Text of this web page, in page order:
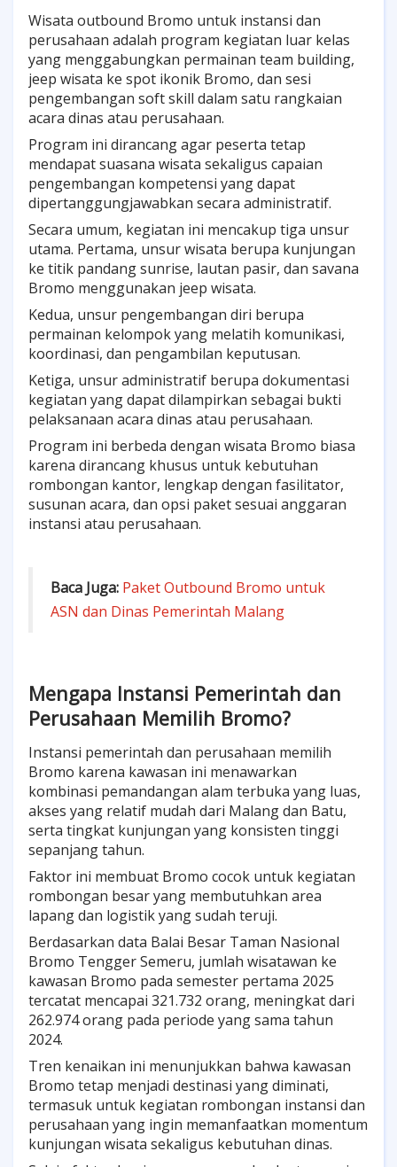
Wisata outbound Bromo untuk instansi dan
perusahaan adalah program kegiatan luar kelas
yang menggabungkan permainan team building,
jeep wisata ke spot ikonik Bromo, dan sesi
pengembangan soft skill dalam satu rangkaian
acara dinas atau perusahaan.
Program ini dirancang agar peserta tetap
mendapat suasana wisata sekaligus capaian
pengembangan kompetensi yang dapat
dipertanggungjawabkan secara administratif.
Secara umum, kegiatan ini mencakup tiga unsur
utama. Pertama, unsur wisata berupa kunjungan
ke titik pandang sunrise, lautan pasir, dan savana
Bromo menggunakan jeep wisata.
Kedua, unsur pengembangan diri berupa
permainan kelompok yang melatih komunikasi,
koordinasi, dan pengambilan keputusan.
Ketiga, unsur administratif berupa dokumentasi
kegiatan yang dapat dilampirkan sebagai bukti
pelaksanaan acara dinas atau perusahaan.
Program ini berbeda dengan wisata Bromo biasa
karena dirancang khusus untuk kebutuhan
rombongan kantor, lengkap dengan fasilitator,
susunan acara, dan opsi paket sesuai anggaran
instansi atau perusahaan.
Baca Juga: Paket Outbound Bromo untuk
ASN dan Dinas Pemerintah Malang
Mengapa Instansi Pemerintah dan
Perusahaan Memilih Bromo?
Instansi pemerintah dan perusahaan memilih
Bromo karena kawasan ini menawarkan
kombinasi pemandangan alam terbuka yang luas,
akses yang relatif mudah dari Malang dan Batu,
serta tingkat kunjungan yang konsisten tinggi
sepanjang tahun.
Faktor ini membuat Bromo cocok untuk kegiatan
rombongan besar yang membutuhkan area
lapang dan logistik yang sudah teruji.
Berdasarkan data Balai Besar Taman Nasional
Bromo Tengger Semeru, jumlah wisatawan ke
kawasan Bromo pada semester pertama 2025
tercatat mencapai 321.732 orang, meningkat dari
262.974 orang pada periode yang sama tahun
2024.
Tren kenaikan ini menunjukkan bahwa kawasan
Bromo tetap menjadi destinasi yang diminati,
termasuk untuk kegiatan rombongan instansi dan
perusahaan yang ingin memanfaatkan momentum
kunjungan wisata sekaligus kebutuhan dinas.